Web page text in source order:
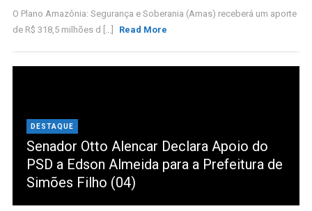
O Plano Amazônia: Segurança e Soberania (Amas) receberá um aporte
de R$ 318,5 milhões d [...]
Read More
DESTAQUE
Senador Otto Alencar Declara Apoio do
PSD a Edson Almeida para a Prefeitura de
Simões Filho (04)